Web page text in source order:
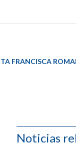
FRANCISCA
Noticias